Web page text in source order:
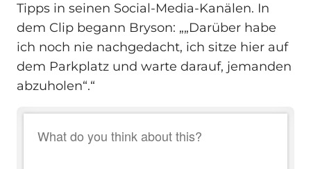
Tipps in seinen Social-Media-Kanälen. In
dem Clip begann Bryson: „„Darüber habe
ich noch nie nachgedacht, ich sitze hier auf
dem Parkplatz und warte darauf, jemanden
abzuholen“.“